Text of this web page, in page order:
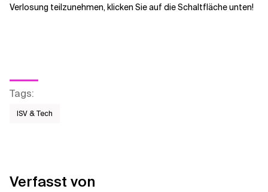
Verlosung teilzunehmen, klicken Sie auf die Schaltfläche unten!
Tags:
ISV & Tech
Verfasst von